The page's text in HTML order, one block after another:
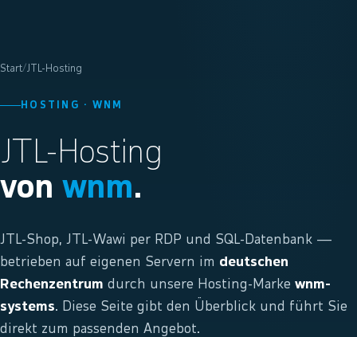
Start/JTL-Hosting
HOSTING · WNM
JTL-Hosting
von wnm.
JTL-Shop, JTL-Wawi per RDP und SQL-Datenbank —
betrieben auf eigenen Servern im deutschen
Rechenzentrum durch unsere Hosting-Marke wnm-
systems. Diese Seite gibt den Überblick und führt Sie
direkt zum passenden Angebot.